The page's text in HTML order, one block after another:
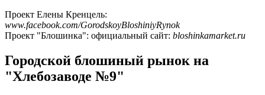
Проект Елены Кренцель:
www.facebook.com/GorodskoyBloshiniyRynok
Проект "Блошинка": официальный сайт: bloshinkamarket.ru
Городской блошиный рынок на
"Хлебозаводе №9"